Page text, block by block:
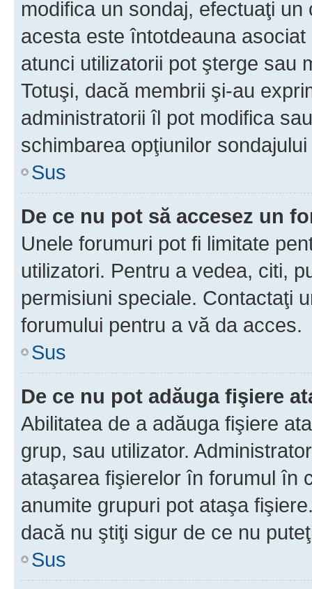
modifica un sondaj, efectuaţi
acesta este întotdeauna
atunci utilizatorii pot şterge sau
Totuşi, dacă membrii şi-au
administratorii îl pot modifica
schimbarea opţiunilor
Sus
De ce nu pot să accesez un
Unele forumuri pot fi limitate
utilizatori. Pentru a vedea, citi,
permisiuni speciale. Contactaţi
forumului pentru a vă da acces.
Sus
De ce nu pot adăuga fişiere
Abilitatea de a adăuga fişiere
grup, sau utilizator.
ataşarea fişierelor în forumul în
anumite grupuri pot ataşa
dacă nu ştiţi sigur de ce nu
Sus